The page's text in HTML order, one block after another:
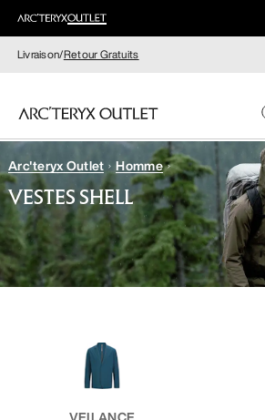
Livraison/Retour Gratuits
FEMME
HOMME
Arc'teryx Outlet Homme
VESTES SHELL